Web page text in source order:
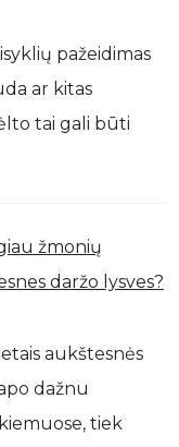
pažeidimas
ar kitas
tai gali būti
žmonių
daržo lysves?
aukštesnės
dažnu
tiek